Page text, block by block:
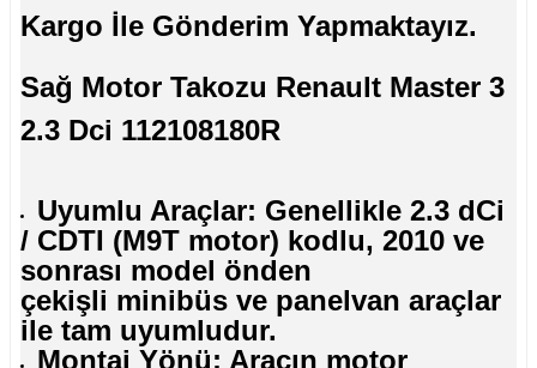
Kargo İle Gönderim Yapmaktayız.
Sağ Motor Takozu Renault Master 3
2.3 Dci 112108180R
Uyumlu Araçlar: Genellikle 2.3 dCi
/ CDTI (M9T motor) kodlu, 2010 ve
sonrası model önden
çekişli minibüs ve panelvan araçlar
ile tam uyumludur.
Montaj Yönü: Aracın motor